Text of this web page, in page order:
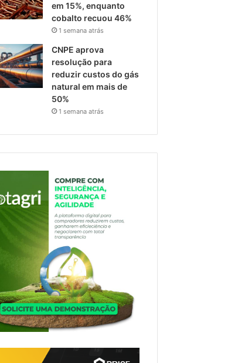
em 15%, enquanto
cobalto recuou 46%
1 semana atrás
CNPE aprova
resolução para
reduzir custos do gás
natural em mais de
50%
1 semana atrás